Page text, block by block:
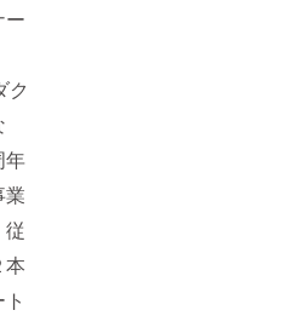
ー
ク
年
業
本